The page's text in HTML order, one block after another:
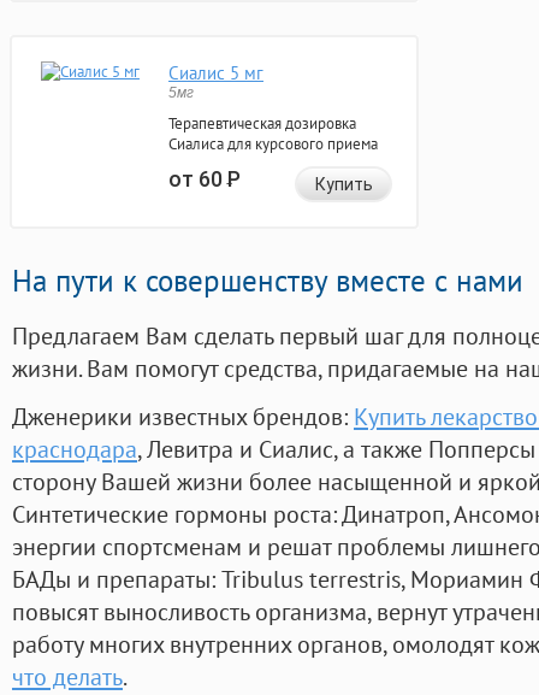
Сиалис 5 мг
5мг
Терапевтическая дозировка
Сиалиса для курсового приема
от 60Р Купить
На пути к совершенству вместе с нами
Предлагаем Вам сделать первый шаг для
жизни. Вам помогут средства, придагаемые на
Дженерики известных брендов: Купить
краснодара, Левитра и Сиалис, а также
сторону Вашей жизни более насыщенной и
Синтетические гормоны роста: Динатроп,
энергии спортсменам и решат проблемы
БАДы и препараты:Tribulus terrestris, Мориамин
повысят выносливость организма, вернут
работу многих внутренних органов, омолодят
что делать.